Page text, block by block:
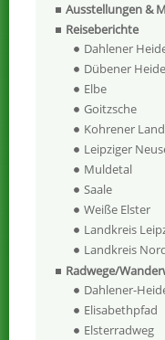
Ausstellungen &
Reiseberichte
Dahlener
Dübener Heide
Elbe
Goitzsche
Kohrener Land
Leipziger
Muldetal
Saale
Weiße Elster
Landkreis
Landkreis
Radwege/
Dahlener-
Elisabethpfad
Elsterradweg